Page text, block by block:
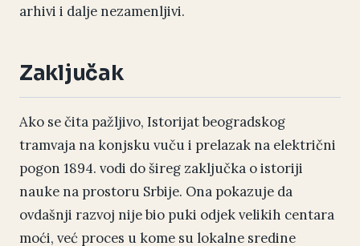
arhivi i dalje nezamenljivi.
Zaključak
Ako se čita pažljivo, Istorijat beogradskog
tramvaja na konjsku vuču i prelazak na električni
pogon 1894. vodi do šireg zaključka o istoriji
nauke na prostoru Srbije. Ona pokazuje da
ovdašnji razvoj nije bio puki odjek velikih centara
moći, već proces u kome su lokalne sredine